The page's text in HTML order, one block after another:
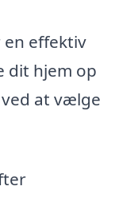
effektiv
dit hjem op
at vælge